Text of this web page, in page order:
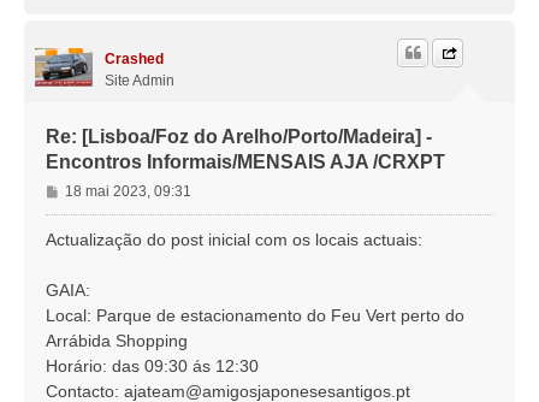
Crashed
Site Admin
Re: [Lisboa/Foz do Arelho/Porto/Madeira] -
Encontros Informais/MENSAIS AJA /CRXPT
M
e
n
g
e
m
18 mai 2023, 09:31
Actualização do post inicial com os locais actuais:
GAIA:
Local: Parque de estacionamento do Feu Vert perto do
Arrábida Shopping
Horário: das 09:30 ás 12:30
Contacto: ajateam@amigosjaponesesantigos.pt